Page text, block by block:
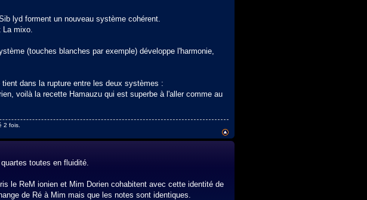
lyd forment un nouveau système cohérent.
La mixo.
(touches blanches par exemple) développe l'harmonie,
dans la rupture entre les deux systèmes :
voilà la recette Hamauzu qui est superbe à l'aller comme au
2 fois.
toutes en fluidité.
le ReM ionien et Mim Dorien cohabitent avec cette identité de
de Ré à Mim mais que les notes sont identiques.